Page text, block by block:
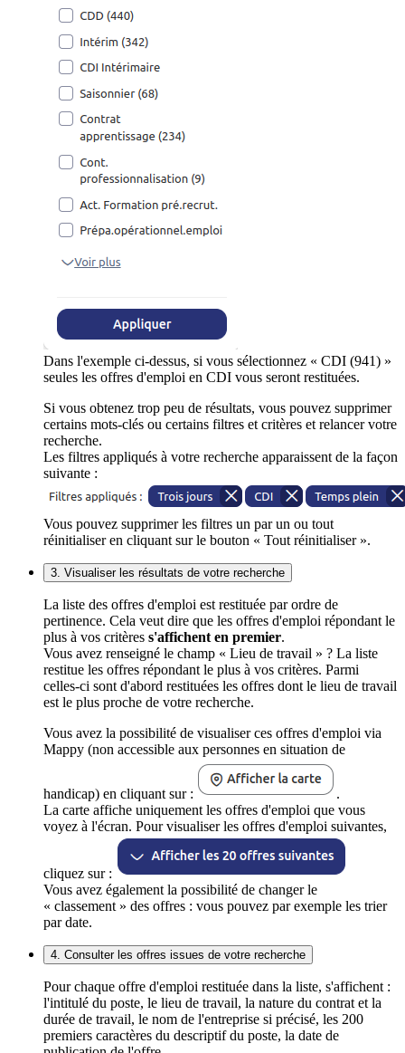
Dans l'exemple ci-dessus, si vous sélectionnez « CDI (941) »
seules les offres d'emploi en CDI vous seront restituées.
Si vous obtenez trop peu de résultats, vous pouvez supprimer
certains mots-clés ou certains filtres et critères et relancer votre
recherche.
Les filtres appliqués à votre recherche apparaissent de la façon
suivante :
Vous pouvez supprimer les filtres un par un ou tout
réinitialiser en cliquant sur le bouton « Tout réinitialiser ».
3. Visualiser les résultats de votre recherche
La liste des offres d'emploi est restituée par ordre de
pertinence. Cela veut dire que les offres d'emploi répondant le
plus à vos critères s'affichent en premier.
Vous avez renseigné le champ « Lieu de travail » ? La liste
restitue les offres répondant le plus à vos critères. Parmi
celles-ci sont d'abord restituées les offres dont le lieu de travail
est le plus proche de votre recherche.
Vous avez la possibilité de visualiser ces offres d'emploi via
Mappy (non accessible aux personnes en situation de
handicap) en cliquant sur :
.
La carte affiche uniquement les offres d'emploi que vous
voyez à l'écran. Pour visualiser les offres d'emploi suivantes,
cliquez sur :
Vous avez également la possibilité de changer le
« classement » des offres : vous pouvez par exemple les trier
par date.
4. Consulter les offres issues de votre recherche
Pour chaque offre d'emploi restituée dans la liste, s'affichent :
l'intitulé du poste, le lieu de travail, la nature du contrat et la
durée de travail, le nom de l'entreprise si précisé, les 200
premiers caractères du descriptif du poste, la date de